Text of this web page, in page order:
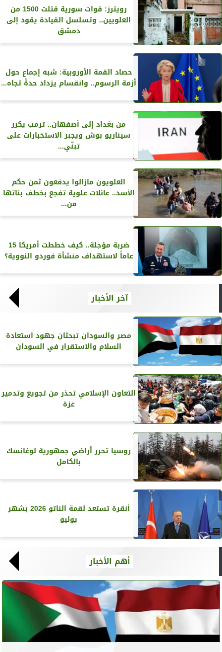
رويترز‏: قوات سورية قتلت 1500 من
العلويين.. وتسلسل القيادة يقود إلى
دمشق
حصاد القمة الأوروبية: شبه إجماع حول
أزمة الرسوم.. وانقسام يزداد حدةً تجاه...
من بغداد إلى أصفهان.. ترمب يكرر
سيناريو بوش ويجبر الاستخبارات على
تبنّي...
العلويون مازالوا يدفعون ثمن حكم
الأسد.. عائلات علوية تفجع بخطف بناتها
من...
ضربة مؤجلة.. كيف خططت أمريكا 15
عاماً لاستهداف منشأة فوردو النووية؟
آخر الأخبار
مصر والسودان تبحثان جهود استعادة
السلام والاستقرار في السودان
التعاون الإسلامي تحذر من تجويع وتدمير
غزة
روسيا تحرر أراضي جمهورية لوغانسك
بالكامل
أنقرة تستعد لقمة الناتو 2026 بشهر
يوليو
أهم الأخبار